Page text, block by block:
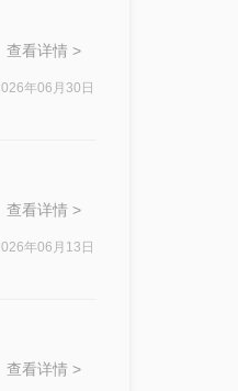
查看详情 >
年06月30日
查看详情 >
年06月13日
查看详情 >